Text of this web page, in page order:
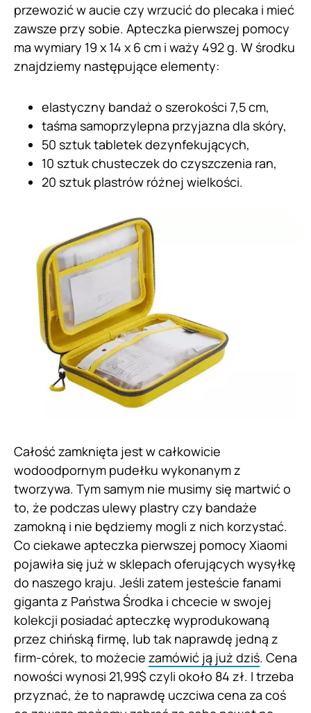
przewozić w aucie czy wrzucić do plecaka i mieć
zawsze przy sobie. Apteczka pierwszej pomocy
ma wymiary 19 x 14 x 6 cm i waży 492 g. W środku
znajdziemy następujące elementy:
elastyczny bandaż o szerokości 7,5 cm,
taśma samoprzylepna przyjazna dla skóry,
50 sztuk tabletek dezynfekujących,
10 sztuk chusteczek do czyszczenia ran,
20 sztuk plastrów różnej wielkości.
Całość zamknięta jest w całkowicie
wodoodpornym pudełku wykonanym z
tworzywa. Tym samym nie musimy się martwić o
to, że podczas ulewy plastry czy bandaże
zamokną i nie będziemy mogli z nich korzystać.
Co ciekawe apteczka pierwszej pomocy Xiaomi
pojawiła się już w sklepach oferujących wysyłkę
do naszego kraju. Jeśli zatem jesteście fanami
giganta z Państwa Środka i chcecie w swojej
kolekcji posiadać apteczkę wyprodukowaną
przez chińską firmę, lub tak naprawdę jedną z
firm-córek, to możecie zamówić ją już dziś. Cena
nowości wynosi 21,99$ czyli około 84 zł. I trzeba
przyznać, że to naprawdę uczciwa cena za coś